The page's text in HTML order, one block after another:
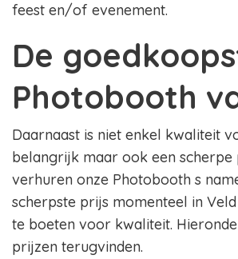
feest en/of evenement.
De
Photobooth
Daarnaast is niet enkel kwaliteit
belangrijk maar ook een scherpe
verhuren onze Photobooth s
scherpste prijs momenteel in
te boeten voor kwaliteit.
prijzen terugvinden.